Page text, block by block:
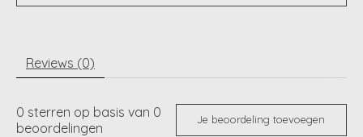
Reviews (0)
0 sterren op basis van 0
beoordelingen
Je beoordeling toevoegen